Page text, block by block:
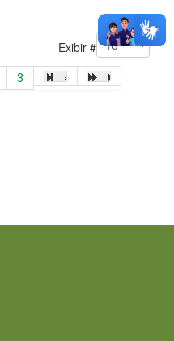
Exibir #
3